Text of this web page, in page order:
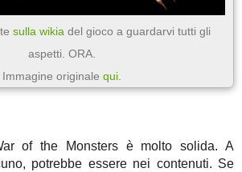
sulla wikiadel gioco a guardarvi tutti gli
aspetti. ORA.
Immagine originale qui.
of the Monsters è molto solida. A
potrebbe essere nei contenuti. Se